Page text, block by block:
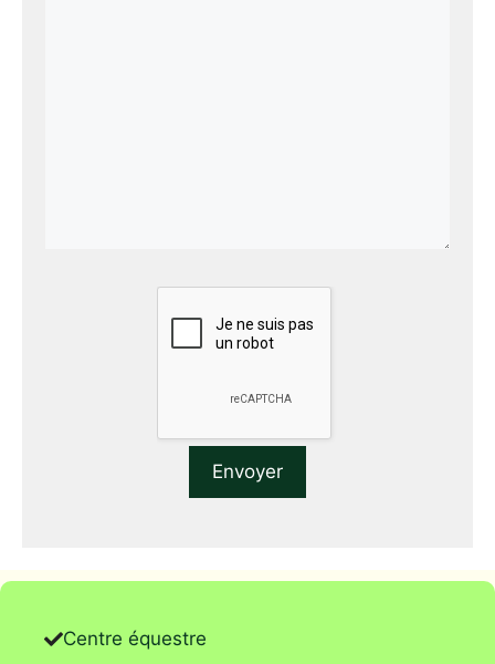
Centre équestre